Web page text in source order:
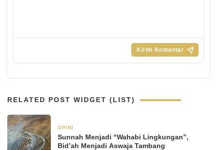
RELATED POST WIDGET (LIST)
OPINI
Sunnah Menjadi “Wahabi Lingkungan”,
Bid’ah Menjadi Aswaja Tambang